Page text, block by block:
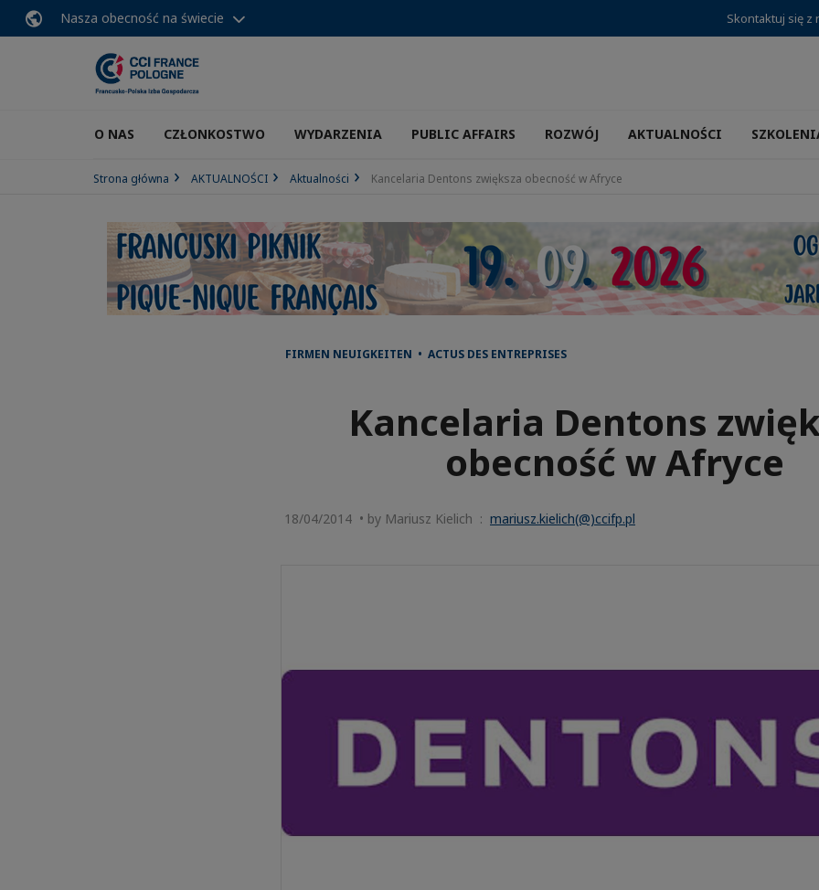
Nasza obecność na świecie Skontaktuj się z
O NAS CZŁONKOSTWO WYDARZENIA PUBLIC AFFAIRS ROZWÓJ AKTUALNOŚCI
Strona główna AKTUALNOŚCI Aktualności Kancelaria Dentons zwiększa obecność w Afryce
FIRMEN NEUIGKEITEN • ACTUS DES ENTREPRISES
Kancelaria Dentons
obecność w Afryce
18/04/2014 • by Mariusz Kielich : mariusz.kielich(@)ccifp.pl